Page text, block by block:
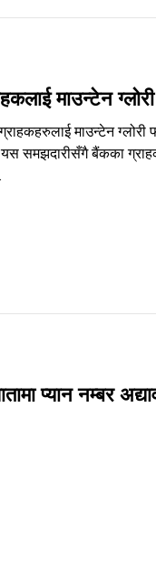
माउन्टेन
माउन्टेन ग्लोरी
समझदारीसँगै बैंकका
प्यान नम्बर